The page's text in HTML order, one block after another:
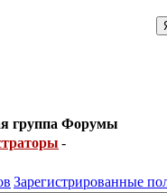
группа Форумы
-
Зарегистрированные